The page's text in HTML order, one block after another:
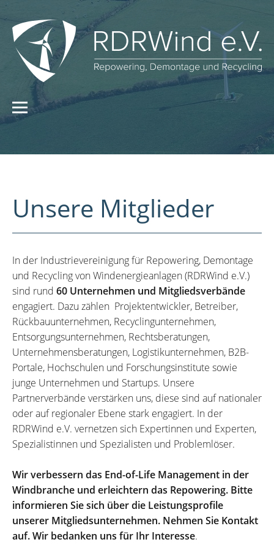
Unsere Mitglieder
In der Industrievereinigung für Repowering, Demontage
und Recycling von Windenergieanlagen (RDRWind e.V.)
sind rund 60 Unternehmen und Mitgliedsverbände
engagiert. Dazu zählen Projektentwickler, Betreiber,
Rückbauunternehmen, Recyclingunternehmen,
Entsorgungsunternehmen, Rechtsberatungen,
Unternehmensberatungen, Logistikunternehmen, B2B-
Portale, Hochschulen und Forschungsinstitute sowie
junge Unternehmen und Startups. Unsere
Partnerverbände verstärken uns, diese sind auf nationaler
oder auf regionaler Ebene stark engagiert. In der
RDRWind e.V. vernetzen sich Expertinnen und Experten,
Spezialistinnen und Spezialisten und Problemlöser.
Wir verbessern das End-of-Life Management in der
Windbranche und erleichtern das Repowering. Bitte
informieren Sie sich über die Leistungsprofile
unserer Mitgliedsunternehmen. Nehmen Sie Kontakt
auf. Wir bedanken uns für Ihr Interesse.